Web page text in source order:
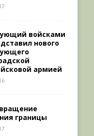
войсками
нового
армией
границы